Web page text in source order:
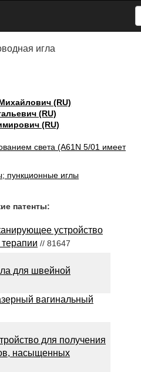
игла
(RU)
(RU)
(RU)
света (A61N 5/01 имеет
пункционные иглы
патенты:
устройство
// 81647
для швейной
вагинальный
для получения
насыщенных